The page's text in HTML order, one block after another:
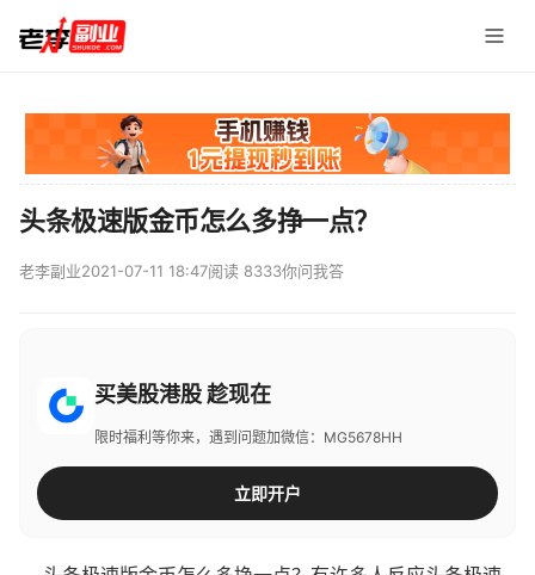
头条极速版金币怎么多挣一点？
老李副业2021-07-11 18:47阅读 8333你问我答
买美股港股 趁现在
限时福利等你来，遇到问题加微信：MG5678HH
立即开户